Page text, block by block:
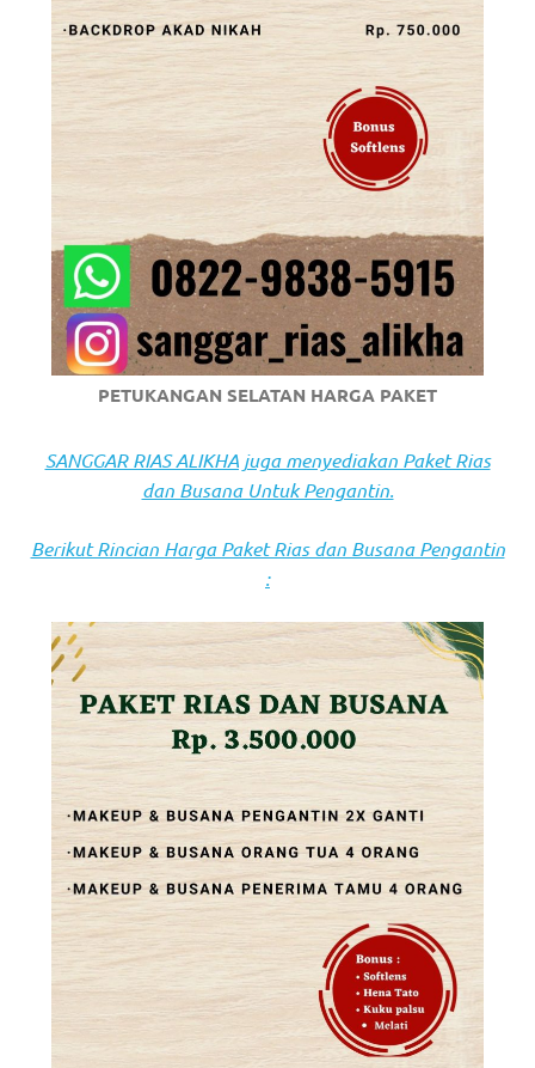
https://www.stockswatches.com
anchor
https://
this
link
right
here
https://www.domainwatches.com
the
fake
rolex.
content
https://
imitation
https://www.gameswatches.com
wonderful
PETUKANGAN SELATAN HARGA PAKET
SANGGAR RIAS ALIKHA juga menyediakan Paket Rias
dan Busana Untuk Pengantin.
Berikut Rincian Harga Paket Rias dan Busana Pengantin
: